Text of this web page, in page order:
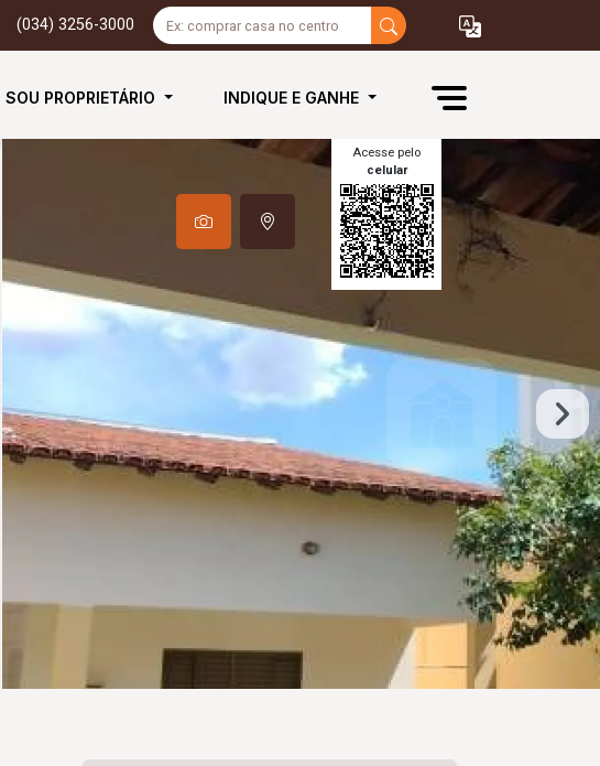
(034) 3256-3000
SOU PROPRIETÁRIO INDIQUE E GANHE
Acesse pelo
celular